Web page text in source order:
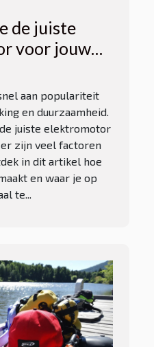
de juiste
voor jouw
aan populariteit
en duurzaamheid.
juiste elektromotor
er zijn veel factoren
in dit artikel hoe
en waar je op
te...